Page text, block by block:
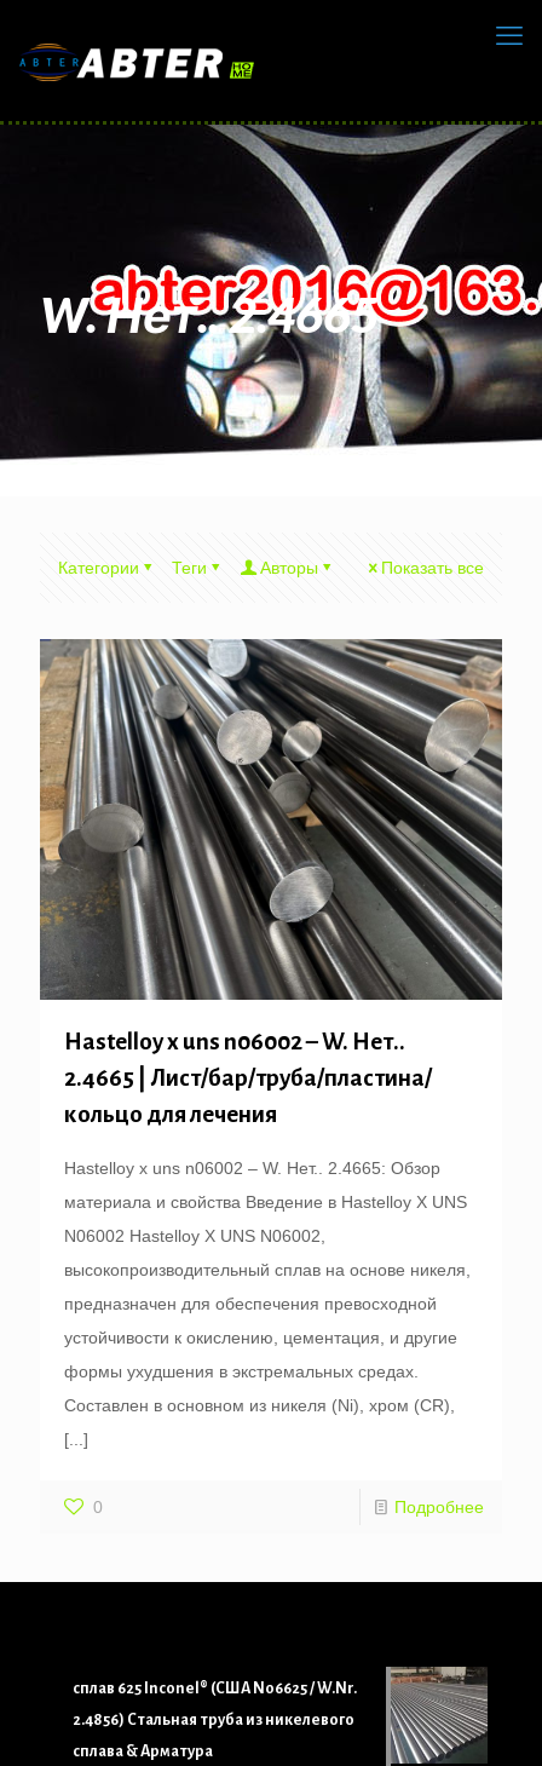
W. Нет.. 2.4665
Категории Теги Авторы Показать все
Hastelloy x uns n06002 – W. Нет..
2.4665 | Лист/бар/труба/пластина/
кольцо для лечения
Hastelloy x uns n06002 – W. Нет.. 2.4665: Обзор
материала и свойства Введение в Hastelloy X UNS
N06002 Hastelloy X UNS N06002,
высокопроизводительный сплав на основе никеля,
предназначен для обеспечения превосходной
устойчивости к окислению, цементация, и другие
формы ухудшения в экстремальных средах.
Составлен в основном из никеля (Ni), хром (CR),
[...]
0 Подробнее
сплав 625 Inconel® (США N06625 / W.Nr.
2.4856) Стальная труба из никелевого
сплава & Арматура